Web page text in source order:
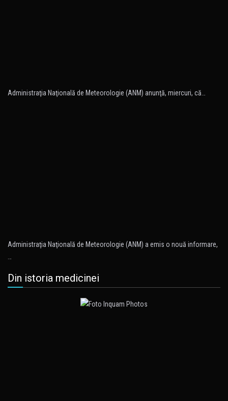
Administraţia Naţională de Meteorologie (ANM) anunţă, miercuri, că…
Administraţia Naţională de Meteorologie (ANM) a emis o nouă informare,
Din istoria medicinei